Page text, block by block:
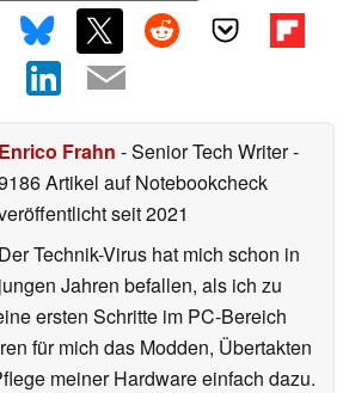
Enrico Frahn - Senior Tech Writer-
Artikel auf Notebookcheck
seit 2021
Der Technik-Virus hat mich schon in
jungen Jahren befallen, als ich zu
ersten Schritte im PC-Bereich
für mich das Modden, Übertakten
meiner Hardware einfach dazu.